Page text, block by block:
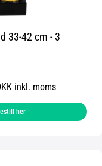
33-42 cm - 3
inkl. moms
her